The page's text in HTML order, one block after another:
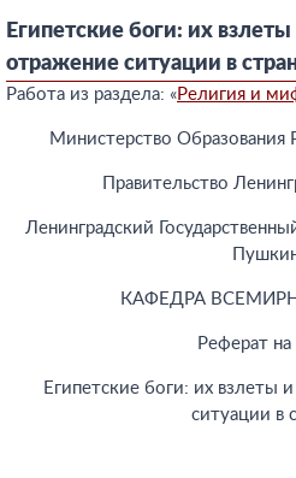
Египетские боги: их
отражение ситуации в
Работа из раздела: «Религия и
Министерство Образования
Правительство
Ленинградский
КАФЕДРА
Реферат
Египетские боги: их взлеты
ситуации в